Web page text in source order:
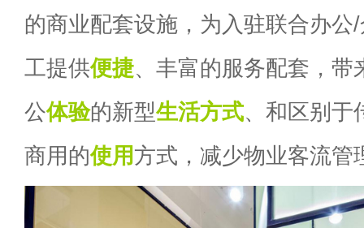
的商业配套设施，为入驻联合办公
工提供便捷、丰富的服务配套，带
公体验的新型生活方式、和区别于
商用的使用方式，减少物业客流管